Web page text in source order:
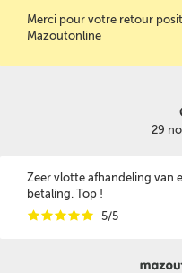
Merci pour votre retour
Mazoutonline
29
Zeer vlotte afhandeling van
betaling. Top !
iiiii 5/5